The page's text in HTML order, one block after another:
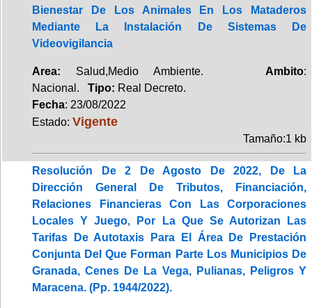
Bienestar De Los Animales En Los Mataderos
Mediante La Instalación De Sistemas De
Videovigilancia
Area: Salud,Medio Ambiente. Ambito:
Nacional. Tipo: Real Decreto.
Fecha: 23/08/2022
Estado: Vigente
Tamaño:1 kb
Resolución De 2 De Agosto De 2022, De La
Dirección General De Tributos, Financiación,
Relaciones Financieras Con Las Corporaciones
Locales Y Juego, Por La Que Se Autorizan Las
Tarifas De Autotaxis Para El Área De Prestación
Conjunta Del Que Forman Parte Los Municipios De
Granada, Cenes De La Vega, Pulianas, Peligros Y
Maracena. (Pp. 1944/2022).